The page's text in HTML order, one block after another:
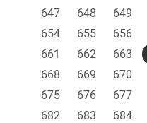
647
648 649
654
655 656
661
662 663
668
669 670
675
676 677
682
683 684